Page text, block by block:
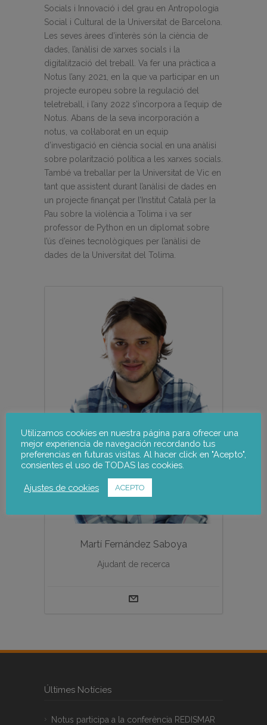
Socials i Innovació i del grau en Antropologia
Social i Cultural de la Universitat de Barcelona.
Les seves àrees d’interès són la ciència de
dades, l’anàlisi de xarxes socials i la
digitalització del treball. Va fer una pràctica a
Notus l’any 2021, en la que va participar en un
projecte europeu sobre la regulació del
teletreball, i l’any 2022 s’incorpora a l’equip de
Notus. Abans de la seva incorporación a
notus, va col·laborat en un equip
d’investigació en ciència social en una anàlisi
sobre polarització política a les xarxes socials.
També va treballar per la Universitat de Vic en
tant que assistent durant l’anàlisi de dades en
un projecte finançat per l’Institut Català per la
Pau sobre la violència a Tolima i va ser
professor de Python en un diplomat sobre
l’ús d’eines tecnològiques per l’anàlisi de
dades de la Universitat del Tolima.
Martí Fernández Saboya
Ajudant de recerca
Últimes Notícies
Notus participa a la conferència REDISMAR
Utilizamos cookies en nuestra página para ofrecer una
mejor experiencia de navegación recordando tus
preferencias en futuras visitas. Al hacer click en "Acepto",
consientes el uso de TODAS las cookies.
Ajustes de cookies ACEPTO